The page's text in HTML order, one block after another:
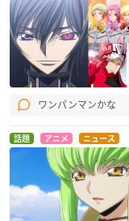
ワンパンマンかな
話題 アニメ ニュース